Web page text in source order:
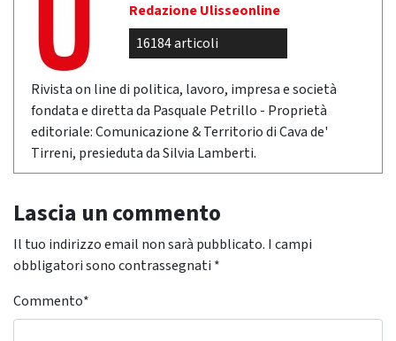
Redazione Ulisseonline
16184 articoli
Rivista on line di politica, lavoro, impresa e società
fondata e diretta da Pasquale Petrillo - Proprietà
editoriale: Comunicazione & Territorio di Cava de'
Tirreni, presieduta da Silvia Lamberti.
Lascia un commento
Il tuo indirizzo email non sarà pubblicato. I campi
obbligatori sono contrassegnati *
Commento*